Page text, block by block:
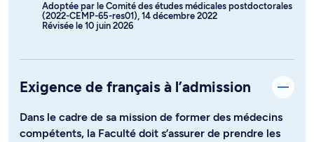
Adoptée par le Comité des études médicales postdoctorales
(2022-CEMP-65-res01), 14 décembre 2022
Révisée le 10 juin 2026
Exigence de français à l’admission
Dans le cadre de sa mission de former des médecins
compétents, la Faculté doit s’assurer de prendre les